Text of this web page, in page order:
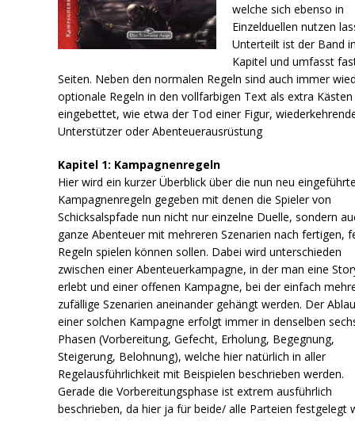
welche sich ebenso in
Einzelduellen nutzen
Unterteilt ist der Band
Kapitel und umfasst
Seiten. Neben den normalen Regeln sind auch immer
optionale Regeln in den vollfarbigen Text als extra Kästen
eingebettet, wie etwa der Tod einer Figur,
Unterstützer oder Abenteuerausrüstung
Kapitel 1: Kampagnenregeln
Hier wird ein kurzer Überblick über die nun neu
Kampagnenregeln gegeben mit denen die Spieler von
Schicksalspfade nun nicht nur einzelne Duelle, sondern
ganze Abenteuer mit mehreren Szenarien nach fertigen,
Regeln spielen können sollen. Dabei wird unterschieden
zwischen einer Abenteuerkampagne, in der man eine
erlebt und einer offenen Kampagne, bei der einfach
zufällige Szenarien aneinander gehängt werden. Der
einer solchen Kampagne erfolgt immer in denselben
Phasen (Vorbereitung, Gefecht, Erholung, Begegnung,
Steigerung, Belohnung), welche hier natürlich in aller
Regelausführlichkeit mit Beispielen beschrieben werden.
Gerade die Vorbereitungsphase ist extrem ausführlich
beschrieben, da hier ja für beide/ alle Parteien festgelegt